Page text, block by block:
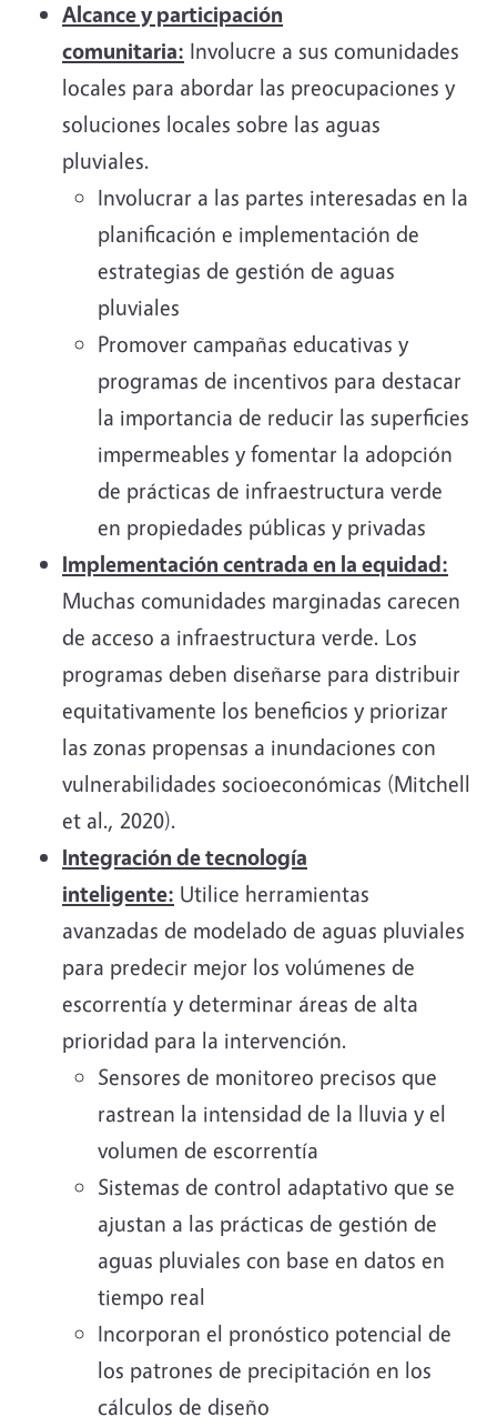
Alcance y participación
comunitaria: Involucre a sus comunidades
locales para abordar las preocupaciones y
soluciones locales sobre las aguas
pluviales.
Involucrar a las partes interesadas en la
planificación e implementación de
estrategias de gestión de aguas
pluviales
Promover campañas educativas y
programas de incentivos para destacar
la importancia de reducir las superficies
impermeables y fomentar la adopción
de prácticas de infraestructura verde
en propiedades públicas y privadas
Implementación centrada en la equidad:
Muchas comunidades marginadas carecen
de acceso a infraestructura verde. Los
programas deben diseñarse para distribuir
equitativamente los beneficios y priorizar
las zonas propensas a inundaciones con
vulnerabilidades socioeconómicas (Mitchell
et al., 2020).
Integración de tecnología
inteligente: Utilice herramientas
avanzadas de modelado de aguas pluviales
para predecir mejor los volúmenes de
escorrentía y determinar áreas de alta
prioridad para la intervención.
Sensores de monitoreo precisos que
rastrean la intensidad de la lluvia y el
volumen de escorrentía
Sistemas de control adaptativo que se
ajustan a las prácticas de gestión de
aguas pluviales con base en datos en
tiempo real
Incorporan el pronóstico potencial de
los patrones de precipitación en los
cálculos de diseño